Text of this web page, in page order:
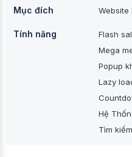
Mục đích Website
Tính năng
Flash
Mega
Popup
Lazy
Hệ
Tìm